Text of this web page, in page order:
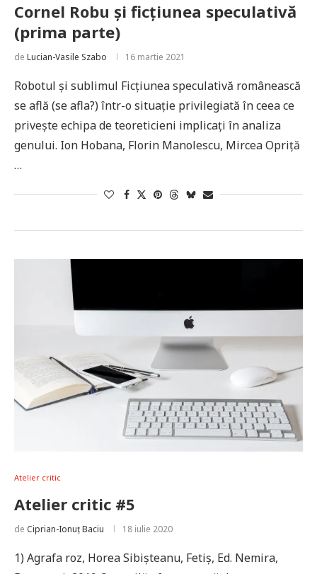
Cornel Robu și ficțiunea speculativă
(prima parte)
de Lucian-Vasile Szabo 16 martie 2021
Robotul şi sublimul Ficţiunea speculativă românească
se află (se afla?) într-o situaţie privilegiată în ceea ce
priveşte echipa de teoreticieni implicaţi în analiza
genului. Ion Hobana, Florin Manolescu, Mircea Opriţă
…
Atelier critic
Atelier critic #5
de Ciprian-Ionuț Baciu 18 iulie 2020
1) Agrafa roz, Horea Sibișteanu, Fetiș, Ed. Nemira,